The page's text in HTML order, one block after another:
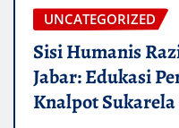
UNCATEGORIZED
Sisi Humanis
Jabar: Edukasi
Knalpot Sukarela